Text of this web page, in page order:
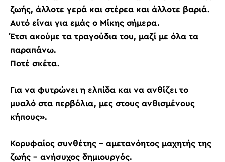
ζωής, άλλοτε γερά και στέρεα και άλλοτε βαριά.
Αυτό είναι για εμάς ο Μίκης σήμερα.
Έτσι ακούμε τα τραγούδια του, μαζί με όλα τα
παραπάνω.
Ποτέ σκέτα.
Για να φυτρώνει η ελπίδα και να ανθίζει το
μυαλό στα περβόλια, μες στους ανθισμένους
κήπους».
Κορυφαίος συνθέτης – αμετανόητος μαχητής της
ζωής – ανήσυχος δημιουργός.